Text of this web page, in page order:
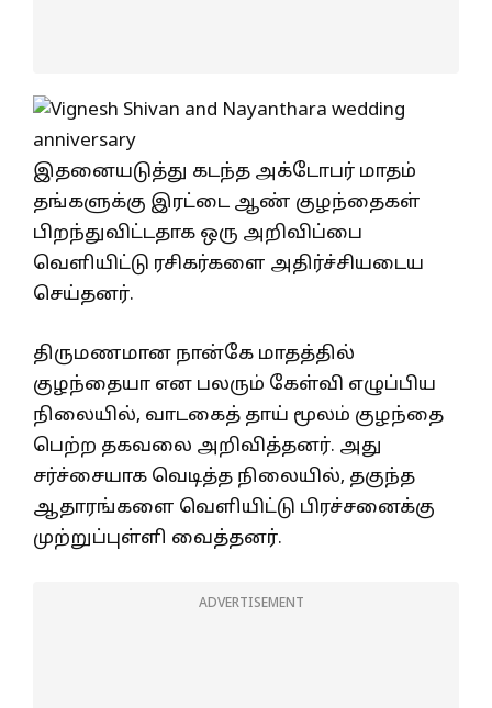
இதனையடுத்து கடந்த அக்டோபர் மாதம்
தங்களுக்கு இரட்டை ஆண் குழந்தைகள்
பிறந்துவிட்டதாக ஒரு அறிவிப்பை
வெளியிட்டு ரசிகர்களை அதிர்ச்சியடைய
செய்தனர்.
திருமணமான நான்கே மாதத்தில்
குழந்தையா என பலரும் கேள்வி எழுப்பிய
நிலையில், வாடகைத் தாய் மூலம் குழந்தை
பெற்ற தகவலை அறிவித்தனர். அது
சர்ச்சையாக வெடித்த நிலையில், தகுந்த
ஆதாரங்களை வெளியிட்டு பிரச்சனைக்கு
முற்றுப்புள்ளி வைத்தனர்.
ADVERTISEMENT